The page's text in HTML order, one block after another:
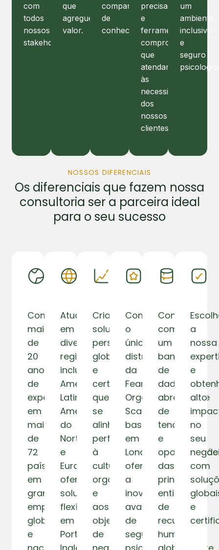
com
todos
nossos
stakeholders.
que
agreguem
valor.
compartilhamento
de
conhecimento.
precisas
e
ferramentas
comprovadas
que
atendam
às
necessidades
dos
nossos
clientes.
um
ambiente
inclusivo
e
seguro
NOSSOS DIFERENCIAIS
Os diferenciais que fazem nossa
consultoria ser a parceira ideal
para o seu sucesso
Com
mais
de
20
anos
de
experiência
em
mais
de
72
países,
em
grandes
empresas
globais
e
Atuamos
em
diversas
regiões,
incluindo
América
Latina,
América
do
Norte
e
Europa,
oferecendo
soluções
flexíveis
em
Português,
Criamos
soluções
personalizadas,
globais
e
certificadas
que
se
alinham
perfeitamente
à
cultura
organizacional
e
aos
objetivos
de
Como
o
único
distribuidor
da
Fearless
Organizacional
Scan,
baseada
em
Londres,
oferecemos
a
inovadora
avaliação
de
segurança
Contamos
com
um
banco
de
dados
abrangente
de
tendências
e
das
principais
entidades
de
recursos
humanos
a
nossa
e
alto
no
seu
com
e